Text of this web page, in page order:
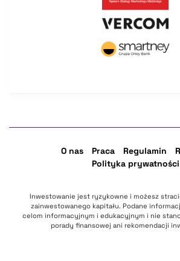
O nas Praca Regulamin
Polityka prywatności
Inwestowanie jest ryzykowne i możesz
zainwestowanego kapitału. Podane
celom informacyjnym i edukacyjnym i nie
porady finansowej ani rekomendacji